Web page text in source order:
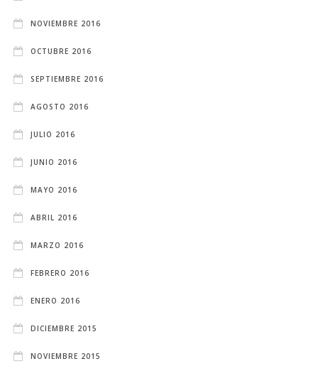
NOVIEMBRE 2016
OCTUBRE 2016
SEPTIEMBRE 2016
AGOSTO 2016
JULIO 2016
JUNIO 2016
MAYO 2016
ABRIL 2016
MARZO 2016
FEBRERO 2016
ENERO 2016
DICIEMBRE 2015
NOVIEMBRE 2015